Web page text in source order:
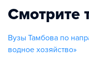
Смотрите
Вузы Тамбова по
водное хозяйство»